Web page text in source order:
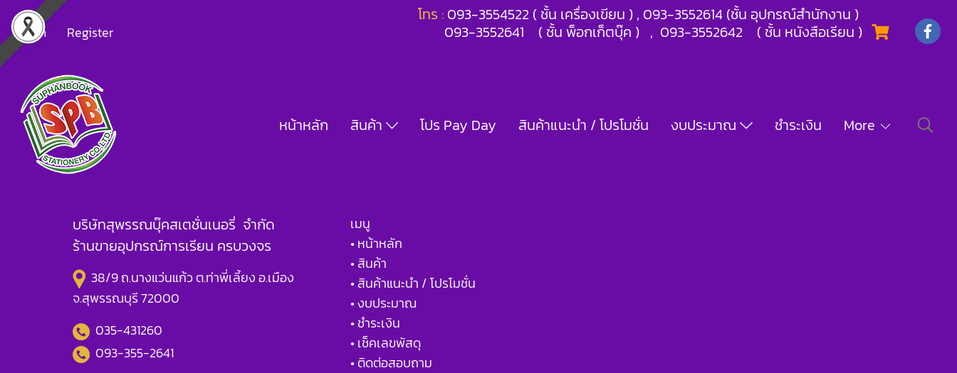
Login Register
โทร : 093-3554522 ( ชั้น เครื่องเขียน ) , 093-3552614 (ชั้น อุปกรณ์สำนักงาน )
093-3552641 ( ชั้น พ็อกเก็ตบุ๊ค ) , 093-3552642 ( ชั้น หนังสือเรียน )
หน้าหลัก สินค้า โปร Pay Day สินค้าแนะนำ / โปรโมชั่น งบประมาณ ชำระเงิน More
บริษัทสุพรรณบุ๊คสเตชั่นเนอรี่ จำกัด
ร้านขายอุปกรณ์การเรียน ครบวงจร
38/9 ถ.นางแว่นแก้ว ต.ท่าพี่เลี้ยง อ.เมือง
จ.สุพรรณบุรี 72000
035-431260
093-355-2641
เมนู
• หน้าหลัก
• สินค้า
• สินค้าแนะนำ / โปรโมชั่น
• งบประมาณ
• ชำระเงิน
• เช็คเลขพัสดุ
• ติดต่อสอบถาม